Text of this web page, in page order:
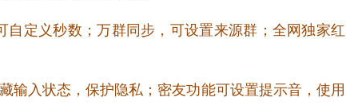
自定义秒数；万群同步，可设置来源群；全网独家红
输入状态，保护隐私；密友功能可设置提示音，使用